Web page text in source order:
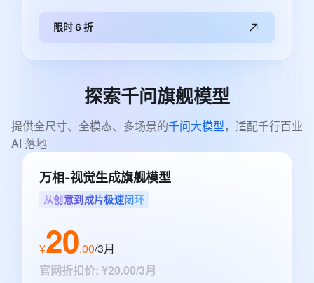
限时 6 折
探索千问旗舰模型
提供全尺寸、全模态、多场景的千问大模型，适配千行百业
AI 落地
万相-视觉生成旗舰模型
从创意到成片极速闭环
¥20.00/3月
官网折扣价: ¥20.00/3月